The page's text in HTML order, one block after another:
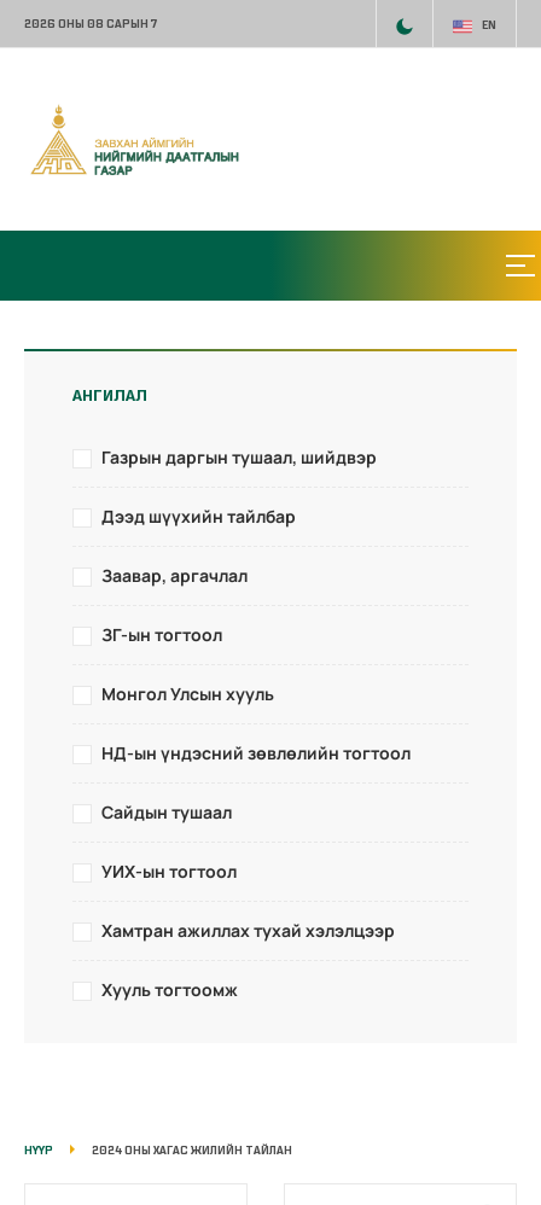
2026 ОНЫ 08 САРЫН 7 EN
АНГИЛАЛ
Газрын даргын тушаал, шийдвэр
Дээд шүүхийн тайлбар
Заавар, аргачлал
ЗГ-ын тогтоол
Монгол Улсын хууль
НД-ын үндэсний зөвлөлийн тогтоол
Сайдын тушаал
УИХ-ын тогтоол
Хамтран ажиллах тухай хэлэлцээр
Хууль тогтоомж
НҮҮР 2024 ОНЫ ХАГАС ЖИЛИЙН ТАЙЛАН